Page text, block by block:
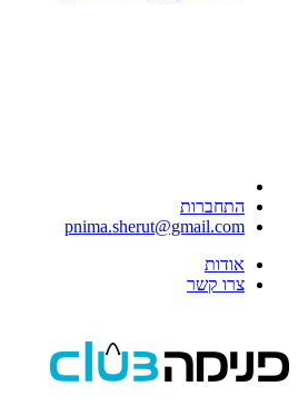
התחברות
pnima.sherut@gmail.com
אודות
צרו קשר